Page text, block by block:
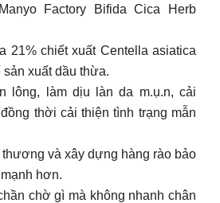
Factory Bifida Cica Herb
21% chiết xuất Centella asiatica
xuất dầu thừa.
lông, làm dịu làn da m.ụ.n, cải
thời cải thiện tình trạng mẫn
thương và xây dựng hàng rào bảo
hơn.
chờ gì mà không nhanh chân